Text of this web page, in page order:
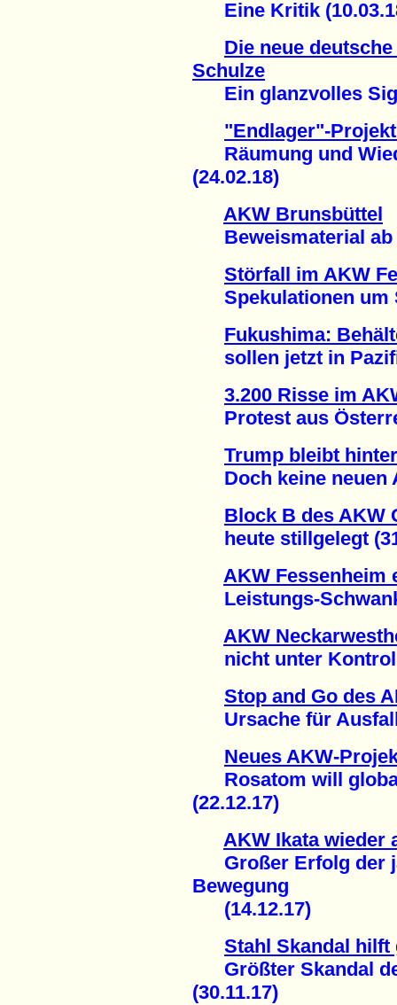
Eine Kritik
Die neue
Schulze
Ein glanzvolles
"Endlager"-
Räumung und
(24.02.18)
AKW Brunsbüttel
Beweismaterial ab
Störfall im AKW
Spekulationen um
Fukushima:
sollen jetzt in
3.200 Risse im
Protest aus
Trump bleibt
Doch keine neuen
Block B des AKW
heute stillgelegt
AKW Fessenheim
Leistungs-
AKW
nicht unter
Stop and Go des
Ursache für Ausfall
Neues AKW-
Rosatom will
(22.12.17)
AKW Ikata wieder
Großer Erfolg der
Bewegung
(14.12.17)
Stahl Skandal hilft
Größter Skandal
(30.11.17)